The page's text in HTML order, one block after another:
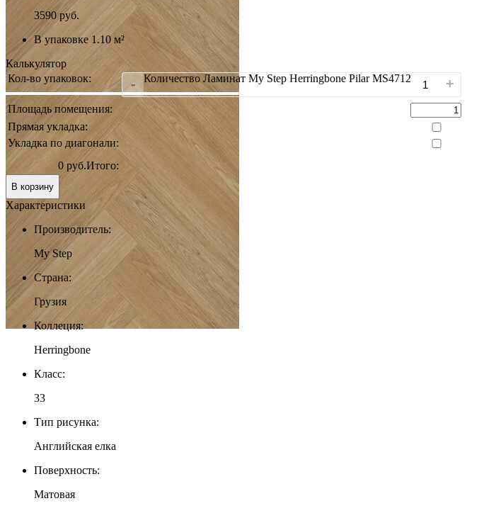
3590 руб.
В упаковке 1.10 м²
Калькулятор
Кол-во упаковок:
- Количество Ламинат My Step Herringbone Pilar MS4712 +
Площадь помещения:
Прямая укладка:
Укладка по диагонали:
Итого:
0 руб.
В корзину
Характеристики
Производитель:
My Step
Страна:
Грузия
Коллеция:
Herringbone
Класс:
33
Тип рисунка:
Английская елка
Поверхность:
Матовая